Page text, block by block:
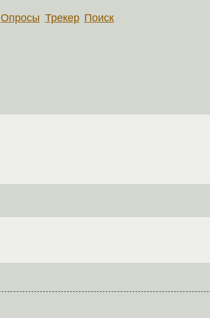
Опросы Трекер Поиск